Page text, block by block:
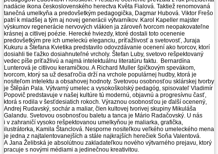
nadácie ikona československého herectva Květa Fialová. Taktiež renomovaná
tanečná umelkyňa a predovšetkým pedagogička, Dagmar Hubová. Viktor Frešo
patrí k mladšej a tým aj novej generácii výtvarníkov. Karol Kapeller majster
výskumov regenerácie nervových vlákien ja zároveň tvorcom neopakovateľne
krásnej a citlivej poézie. Herecké hviezdy, ktoré dostali toto ocenenie
predovšetkým pre ich umeleckú eleganciu, príťažlivosť a svetovosť, Juraja
Kukuru a Štefana Kvietika predstavilo odovzdávanie ocenení ako tvorcov, ktorí
dosiahli tie ťažko dosiahnuteľné vrcholy. Štefan Luby, svetovo rešpektovaný
vedec píše príťažlivú a najmä intelektuálnu literatúru faktu. Bernardína
Lunterová je citlivou keramičkou. A Richard Muller špičkovým spevákom,
tvorcom, ktorý sa už desaťročia drží na vrchole populárnej hudby, ktorá je
nositeľom intelektu a obsahovej hodnoty. Svetovou osobnosťou sklárskej tvorby
je Štěpán Pala. Výtvarný umelec a vysokoškolský pedagóg, spisovateľ Vladimír
Popovič predstavuje v našej kultúre tú modernú, objavnú a progresívnu časť,
ktorá s rodila v šesťdesiatich rokoch. Výraznou osobnosťou je ďalší ocenený,
Andrej Rudavský, sochár a maliar, člen kultovej tvorivej skupiny Mikuláša
Galandu. Svetovou osobnosťou baletu a tanca je Mário Radačovský. U nás
i v zahraničí vysoko rešpektovanou umelkyňou je maliarka, grafička,
ilustrátorka, Kamila Štanclová. Nesporne nositeľkou veľkého umeleckého mena
je jedna z najtalentovanejších a stále najkrajších herečiek Soňa Valentová.
A Jana Želibská je absolútnou zakladateľkou nového výtvarného prejavu, ktorý
pracuje s novými médiami a jedinečnou kreativitou.